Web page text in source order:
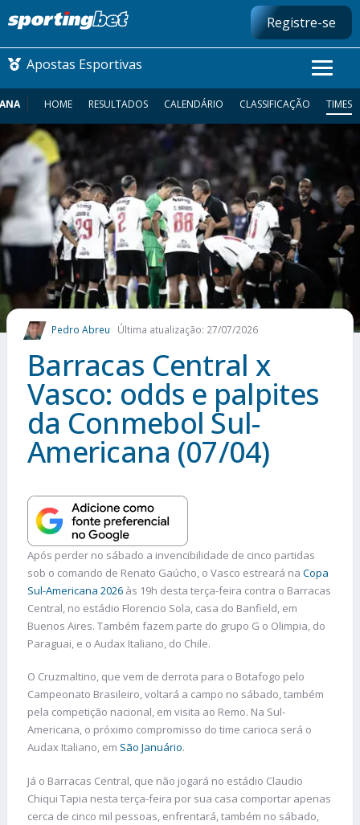
Registre-se
Apostas Esportivas
CONMEBOL LIBERTADORES
FUTEBOL NACIONAL
FUTEBOL INTERNACIONAL
COMO APOSTAR
MAIS ESPORTES
HOME RESULTADOS CALENDÁRIO CLASSIFICAÇÃO TIMES
Pedro Abreu Última atualização: 27/07/2026
Barracas Central x
Vasco: odds e palpites
da Conmebol Sul-
Americana (07/04)
Após perder no sábado a invencibilidade de cinco partidas
sob o comando de Renato Gaúcho, o Vasco estreará na Copa
Sul-Americana 2026 às 19h desta terça-feira contra o Barracas
Central, no estádio Florencio Sola, casa do Banfield, em
Buenos Aires. Também fazem parte do grupo G o Olimpia, do
Paraguai, e o Audax Italiano, do Chile.
O Cruzmaltino, que vem de derrota para o Botafogo pelo
Campeonato Brasileiro, voltará a campo no sábado, também
pela competição nacional, em visita ao Remo. Na Sul-
Americana, o próximo compromisso do time carioca será o
Audax Italiano, em São Januário.
Já o Barracas Central, que não jogará no estádio Claudio
Chiqui Tapia nesta terça-feira por sua casa comportar apenas
cerca de cinco mil pessoas, enfrentará, também no sábado,